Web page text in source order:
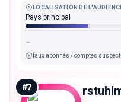
LOCALISATION DE
Pays principal
-
faux abonnés / comptes
#7